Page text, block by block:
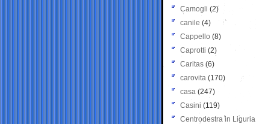
Camogli (2)
canile (4)
Cappello (8)
Caprotti (2)
Caritas (6)
carovita (170)
casa (247)
Casini (119)
Centrodestra in Liguria